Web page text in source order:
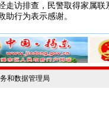
走访排查，民警取得家属联
行为表示感谢。
和数据管理局